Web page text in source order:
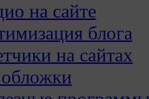
на сайте
блога
на сайтах